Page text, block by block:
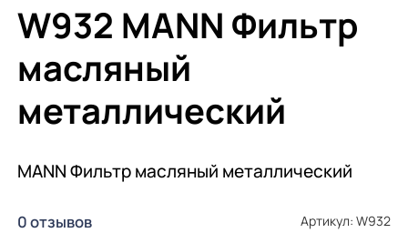
W932 MANN Фильтр
масляный
металлический
MANN Фильтр масляный металлический
0 отзывов Артикул: W932